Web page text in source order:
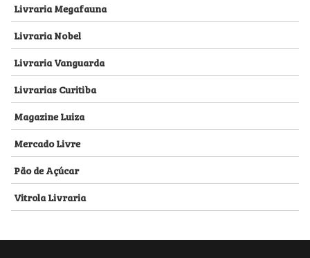
Livraria Megafauna
Livraria Nobel
Livraria Vanguarda
Livrarias Curitiba
Magazine Luiza
Mercado Livre
Pão de Açúcar
Vitrola Livraria